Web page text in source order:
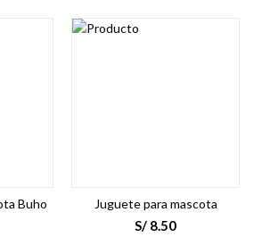
Buho Juguete para mascota
S/ 8.50